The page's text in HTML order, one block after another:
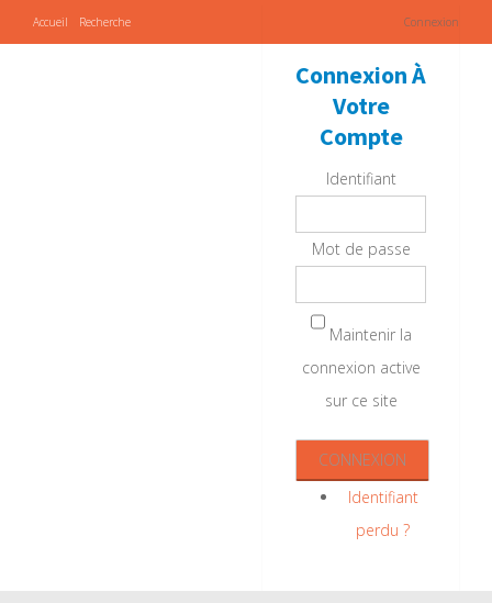
Accueil Recherche Connexion
Connexion À
Votre
Compte
Identifiant
Mot de passe
Maintenir la
connexion active
sur ce site
Identifiant
perdu ?